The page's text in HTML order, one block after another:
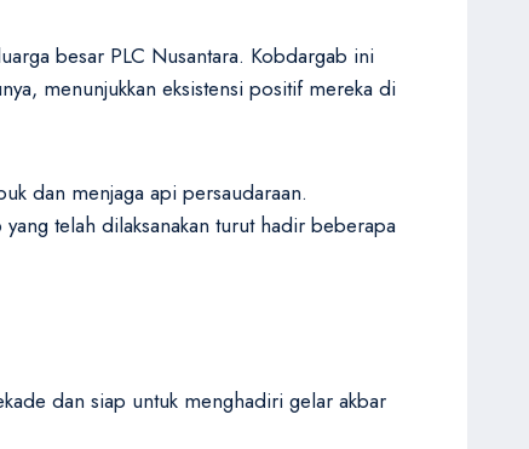
besar PLC Nusantara. Kobdargab ini
menunjukkan eksistensi positif mereka di
dan menjaga api persaudaraan.
telah dilaksanakan turut hadir beberapa
dan siap untuk menghadiri gelar akbar